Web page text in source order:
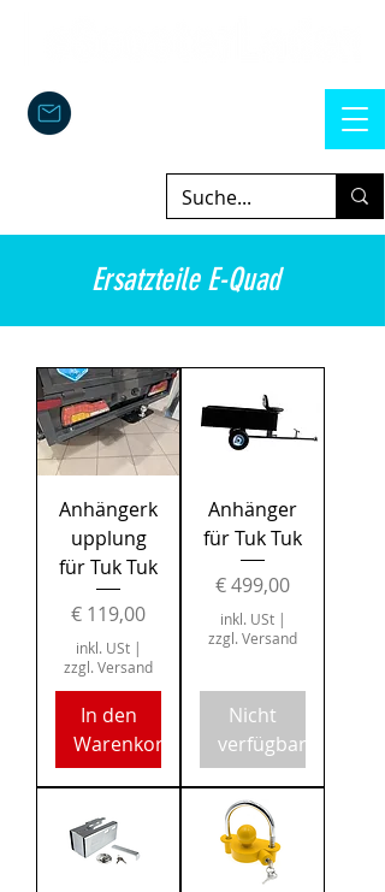
Ersatzteile E-Quad
Anhängerk
upplung
für Tuk Tuk
Preis
€ 119,00
inkl. USt|
zzgl. Versand
In den
Warenkorb
Anhänger
für Tuk Tuk
Preis
€ 499,00
inkl. USt|
zzgl. Versand
Nicht
verfügbar